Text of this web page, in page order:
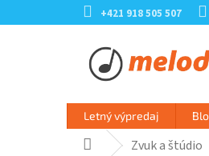
na
+421 918 505 507
Letný výpredaj
DomovZvuk a štúdio